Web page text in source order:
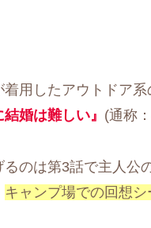
着用したアウトドア
結婚は難しい』 (通称
るのは第3話で主人公
キャンプ場での回想